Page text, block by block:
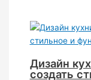
Дизайн
создать